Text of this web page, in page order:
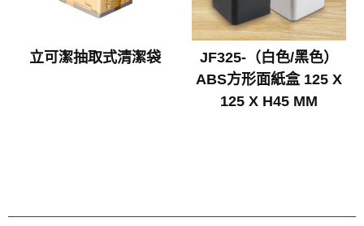
立可潔抽取式清潔袋
JF325-（白色/黑色）
ABS方形面紙盒 125 X
125 X H45 MM